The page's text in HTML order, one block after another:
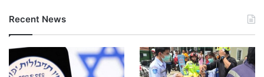
Recent News